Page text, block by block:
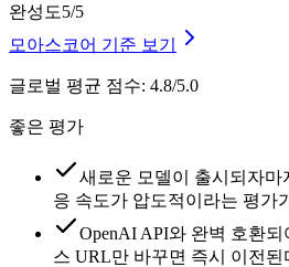
완성도5/5
모아스코어 기준 보기
글로벌 평균 점수: 4.8/5.0
좋은 평가
새로운 모델이 출시되자마
응 속도가 압도적이라는 평가
OpenAI API와 완벽 호환되
스 URL만 바꾸면 즉시 이전된